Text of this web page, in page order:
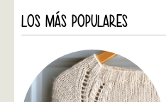
LOS MÁS POPULARES